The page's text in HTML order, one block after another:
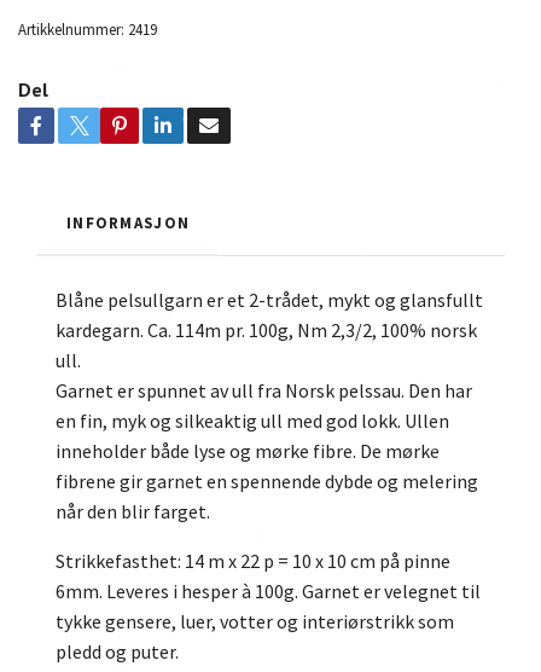
Artikkelnummer: 2419
Del
INFORMASJON
Blåne pelsullgarn er et 2-trådet, mykt og glansfullt
kardegarn. Ca. 114m pr. 100g, Nm 2,3/2, 100% norsk
ull.
Garnet er spunnet av ull fra Norsk pelssau. Den har
en fin, myk og silkeaktig ull med god lokk. Ullen
inneholder både lyse og mørke fibre. De mørke
fibrene gir garnet en spennende dybde og melering
når den blir farget.
Strikkefasthet: 14 m x 22 p = 10 x 10 cm på pinne
6mm. Leveres i hesper à 100g. Garnet er velegnet til
tykke gensere, luer, votter og interiørstrikk som
pledd og puter.